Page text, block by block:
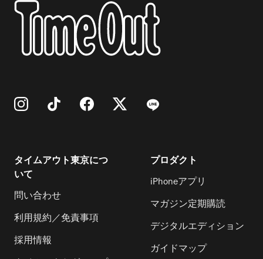
タイムアウト東京につ
いて
問い合わせ
利用規約／免責事項
採用情報
プロダクト
iPhoneアプリ
マガジン定期購読
デジタルエディション
ガイドマップ